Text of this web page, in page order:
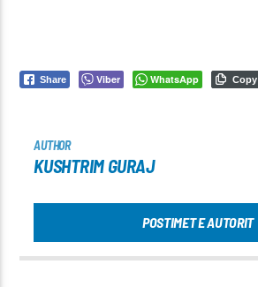
Share Viber WhatsApp Copy
AUTHOR
KUSHTRIM GURAJ
POSTIMET E AUTORIT